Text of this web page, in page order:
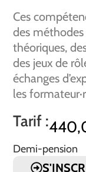
Ces
des
théoriques,
des jeux de
échanges
les
Tarif :
Demi-pension